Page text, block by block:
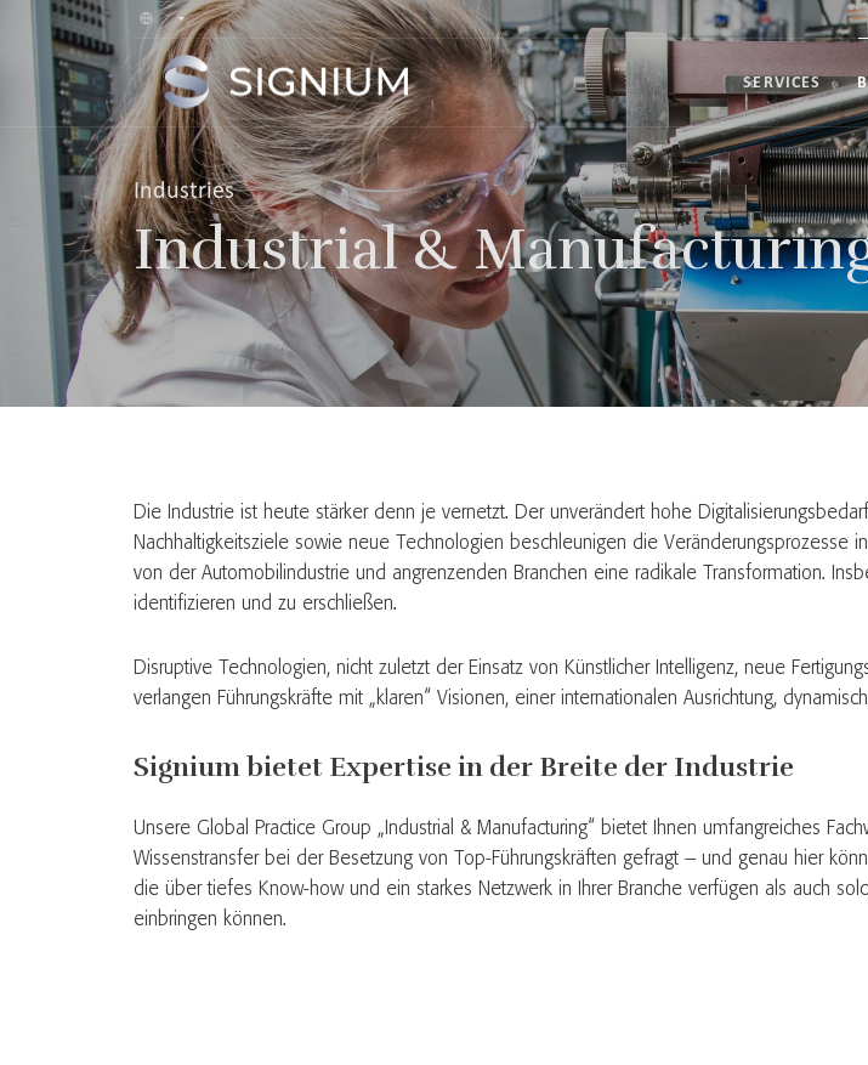
SERVICES
Industries
Industrial &
Die Industrie ist heute stärker denn je vernetzt. Der unverändert hohe
Nachhaltigkeitsziele sowie neue Technologien beschleunigen die Veränderungsprozesse
von der Automobilindustrie und angrenzenden Branchen eine radikale Transformation.
identifizieren und zu erschließen.
Disruptive Technologien, nicht zuletzt der Einsatz von Künstlicher Intelligenz, neue
verlangen Führungskräfte mit „klaren“ Visionen, einer internationalen Ausrichtung,
Signium bietet Expertise in der Breite der Industrie
Unsere Global Practice Group „Industrial & Manufacturing“ bietet Ihnen umfangreiches
Wissenstransfer bei der Besetzung von Top-Führungskräften gefragt – und genau hier
die über tiefes Know-how und ein starkes Netzwerk in Ihrer Branche verfügen als auch
einbringen können.